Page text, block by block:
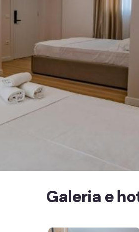
Galeria e